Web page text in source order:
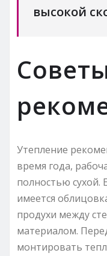
высокой
Утепление
время года,
полностью сухой.
имеется
продухи между
материалом.
монтировать